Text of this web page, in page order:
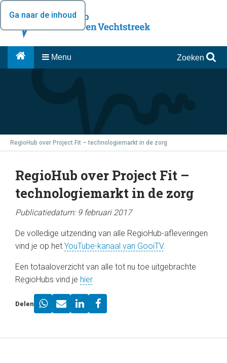
Ga naar de inhoud
Menu Zoeken
RegioHub over Project Fit – technologiemarkt in de zorg
RegioHub over Project Fit –
technologiemarkt in de zorg
Publicatiedatum: 9 februari 2017
De volledige uitzending van alle RegioHub-afleveringen
vind je op het YouTube-kanaal van GooiTV.
Een totaaloverzicht van alle tot nu toe uitgebrachte
RegioHubs vind je hier.
Delen